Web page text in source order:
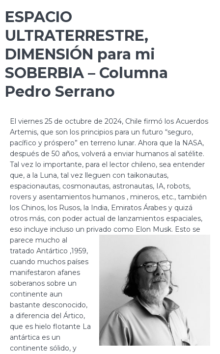
ESPACIO
ULTRATERRESTRE,
DIMENSIÓN para mi
SOBERBIA – Columna
Pedro Serrano
El viernes 25 de octubre de 2024, Chile firmó los Acuerdos
Artemis, que son los principios para un futuro “seguro,
pacífico y próspero” en terreno lunar. Ahora que la NASA,
después de 50 años, volverá a enviar humanos al satélite.
Tal vez lo importante, para el lector chileno, sea entender
que, a la Luna, tal vez lleguen con taikonautas,
espacionautas, cosmonautas, astronautas, IA, robots,
rovers y asentamientos humanos , mineros, etc., también
los Chinos, los Rusos, la India, Emiratos Árabes y quizá
otros más, con poder actual de lanzamientos espaciales,
eso incluye incluso un privado como Elon Musk. Esto se
parece mucho al
tratado Antártico ,1959,
cuando muchos países
manifestaron afanes
soberanos sobre un
continente aun
bastante desconocido,
a diferencia del Ártico,
que es hielo flotante La
antártica es un
continente sólido, y